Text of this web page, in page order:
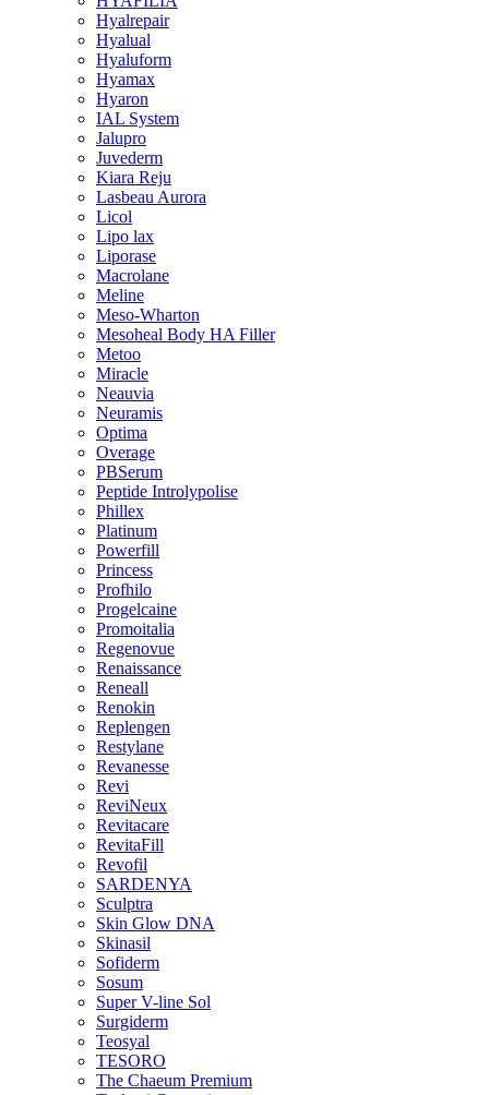
Hyalrepair
Hyalual
Hyaluform
Hyamax
Hyaron
IAL System
Jalupro
Juvederm
Kiara Reju
Lasbeau Aurora
Licol
Lipo lax
Liporase
Macrolane
Meline
Meso-Wharton
Mesoheal Body HA Filler
Metoo
Miracle
Neauvia
Neuramis
Optima
Overage
PBSerum
Peptide Introlypolise
Phillex
Platinum
Powerfill
Princess
Profhilo
Progelcaine
Promoitalia
Regenovue
Renaissance
Reneall
Renokin
Replengen
Restylane
Revanesse
Revi
ReviNeux
Revitacare
RevitaFill
Revofil
SARDENYA
Sculptra
Skin Glow DNA
Skinasil
Sofiderm
Sosum
Super V-line Sol
Surgiderm
Teosyal
TESORO
The Chaeum Premium